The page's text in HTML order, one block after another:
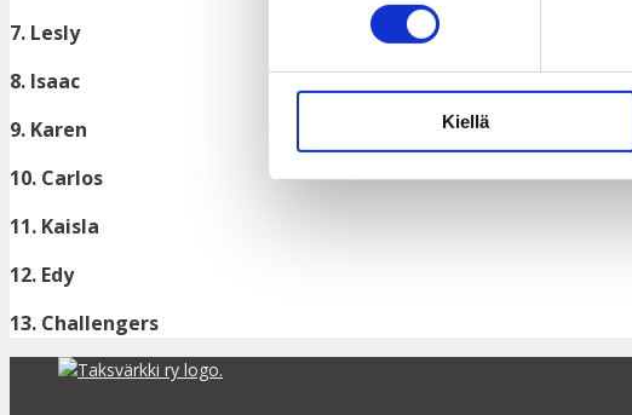
Kiellä
7. Lesly
8. Isaac
9. Karen
10. Carlos
11. Kaisla
12. Edy
13. Challengers